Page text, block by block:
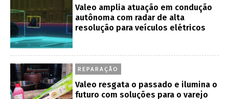
Valeo amplia atuação em condução
autônoma com radar de alta
resolução para veículos elétricos
REPARAÇÃO
Valeo resgata o passado e ilumina o
futuro com soluções para o varejo